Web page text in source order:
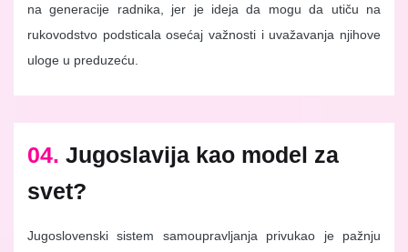
na generacije radnika, jer je ideja da mogu da utiču na
rukovodstvo podsticala osećaj važnosti i uvažavanja njihove
uloge u preduzeću.
04. Jugoslavija kao model za
svet?
Jugoslovenski sistem samoupravljanja privukao je pažnju